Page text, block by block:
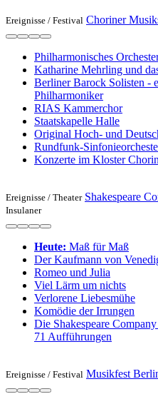
Ereignisse / Festival Choriner
Philharmonisches
Katharine Mehrling und
Berliner Barock Solisten -
Philharmoniker
RIAS Kammerchor
Staatskapelle Halle
Original Hoch- und
Rundfunk-
Konzerte im Kloster Chorin
Ereignisse / Theater Shakespeare
Insulaner
Heute: Maß für Maß
Der Kaufmann von
Romeo und Julia
Viel Lärm um nichts
Verlorene Liebesmühe
Komödie der Irrungen
Die Shakespeare
71 Aufführungen
Ereignisse / Festival Musikfest